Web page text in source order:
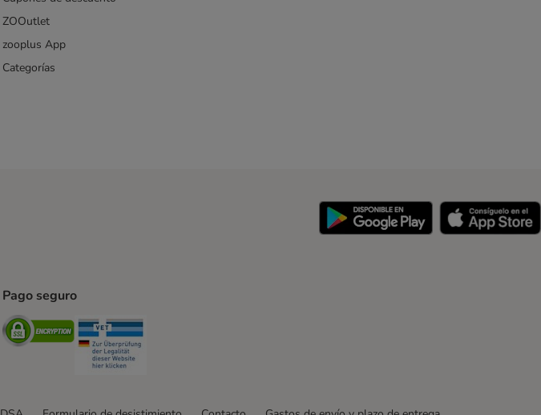
ZOOutlet
zooplus App
Categorías
Pago seguro
Security